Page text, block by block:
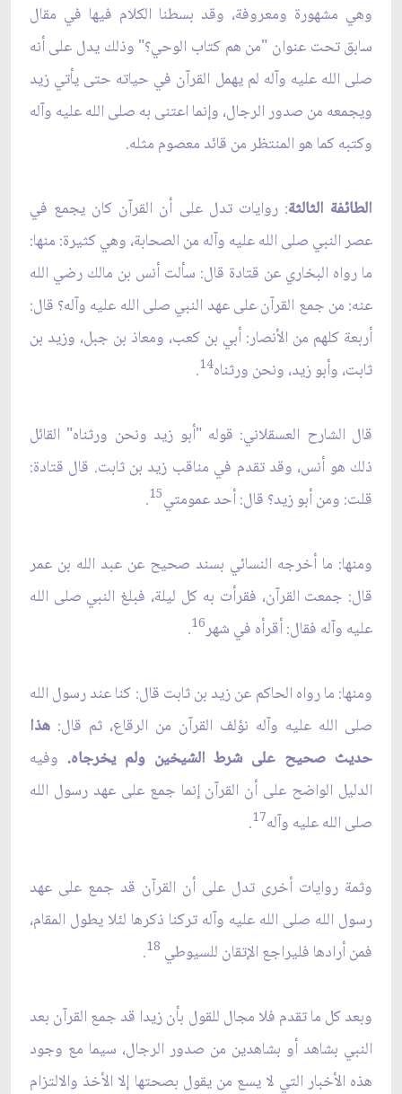
وهي مشهورة ومعروفة، وقد بسطنا الكلام فيها في مقال
سابق تحت عنوان "من هم كتاب الوحي؟" وذلك يدل على أنه
صلى الله عليه وآله لم يهمل القرآن في حياته حتى يأتي زيد
ويجمعه من صدور الرجال، وإنما اعتنى به صلى الله عليه وآله
وكتبه كما هو المنتظر من قائد معصوم مثله.
الطائفة الثالثة: روايات تدل على أن القرآن كان يجمع في
عصر النبي صلى الله عليه وآله من الصحابة، وهي كثيرة: منها:
ما رواه البخاري عن قتادة قال: سألت أنس بن مالك رضي الله
عنه: من جمع القرآن على عهد النبي صلى الله عليه وآله؟ قال:
أربعة كلهم من الأنصار: أبي بن كعب، ومعاذ بن جبل، وزيد بن
ثابت، وأبو زيد، ونحن ورثناه14
.
قال الشارح العسقلاني: قوله "أبو زيد ونحن ورثناه" القائل
ذلك هو أنس، وقد تقدم في مناقب زيد بن ثابت. قال قتادة:
قلت: ومن أبو زيد؟ قال: أحد عمومتي15
.
ومنها: ما أخرجه النسائي بسند صحيح عن عبد الله بن عمر
قال: جمعت القرآن، فقرأت به كل ليلة، فبلغ النبي صلى الله
عليه وآله فقال: أقرأه في شهر16
.
ومنها: ما رواه الحاكم عن زيد بن ثابت قال: كنا عند رسول الله
صلى الله عليه وآله نؤلف القرآن من الرقاع، ثم قال:هذا
حديث صحيح على شرط الشيخين ولم يخرجاه. وفيه
الدليل الواضح على أن القرآن إنما جمع على عهد رسول الله
صلى الله عليه وآله17
.
وثمة روايات أخرى تدل على أن القرآن قد جمع على عهد
رسول الله صلى الله عليه وآله تركنا ذكرها لئلا يطول المقام،
فمن أرادها فليراجع الإتقان للسيوطي 18
.
وبعد كل ما تقدم فلا مجال للقول بأن زيدا قد جمع القرآن بعد
النبي بشاهد أو بشاهدين من صدور الرجال، سيما مع وجود
هذه الأخبار التي لا يسع من يقول بصحتها إلا الأخذ والالتزام